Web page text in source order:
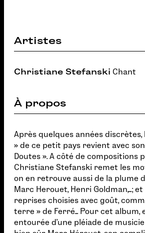
Artistes
Christiane Stefanski Chant
À propos
Après quelques années discrètes,
» de ce petit pays revient avec
Doutes ». A côté de compositions
Christiane Stefanski remet les
on en retrouve aussi de la plume
Marc Herouet, Henri Goldman,...;
reprises choisies avec goût,
terre » de Ferré... Pour cet album,
entourée d'une pléiade de